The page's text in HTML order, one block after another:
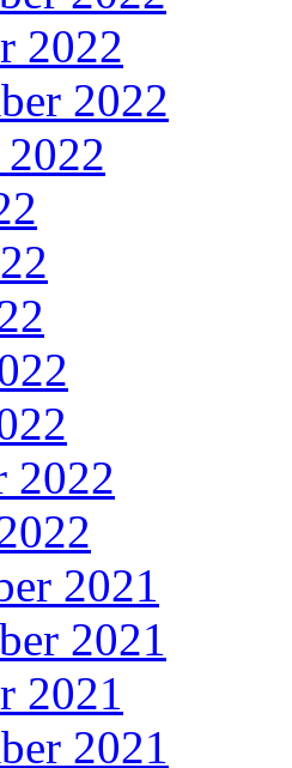
2022
2022
2022
2021
2021
2021
2021